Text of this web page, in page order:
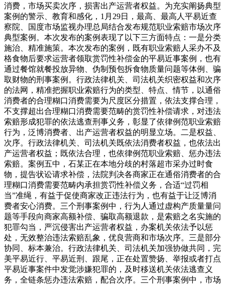
消费，市场买卖次序，损害出产运营者权益。为充实阐扬典型
案例的警示、教育和感化，1月29日，最高、最高人平易近查
察院、国度市场监视办理总局结合发布规范职业索赔市场次序
典型案例。本次发布的案例表现了以下三方面特点：一是分类
施治、精准施策。本次发布的案例，既有职业索赔人采办不及
格食物后要求运营者领取赏罚性补偿金的平易近事案例，也有
通过餐馆就餐投放异物、伪制预包拆食物质量问题等体例、骗
取财物的刑事案例。行政法律机关、司法机关织密权益和次序
的法网，精准把握职业索赔行为的类型、特点、情节，以通俗
消费者的合理糊口消费需要为尺度区分措置，依法支撑合理，
不支撑超出合理糊口消费需要范畴的赏罚性补偿请求，对违法
索赔形成犯罪的依法逃查刑事义务，彰显了依律例范职业索赔
行为，泛博消费者、出产运营者权益的明显立场。二是权益、
次序。行政法律机关、司法机关既依法消费者权益，也依法出
产运营者权益；既依法合理，也依律例范职业索赔、惩办违法
索赔。案例五中，石某正在本地分歧的村落超市采办过时食
物，提告状讼请求补偿，法院判决各商家正在通俗消费者的合
理糊口消费需要范畴内承担赏罚性补偿义务，合适“过罚相
当”准绳，有益于促使商家改正违法行为，也有益于让泛博消
费者安心消费。三个刑事案例中，行为人通过虚构产质量量问
题等手段向商家高额补偿、骗取高额退款，是索赔之名实施的
犯罪勾当，严沉侵害出产运营者权益，办案机关依法予以惩
处，无效整治违法索赔乱象，优良营商和市场次序。三是部分
协同、标本兼治。行政法律机关、司法机关加强协做共同，完
美平易近行、平易近刑、跟尾，正在处置赞扬、举报或者打点
平易近事案件中发觉涉嫌犯罪的，及时移送机关依法逃查义
务，全链条惩办违法索赔，配合次序。三个刑事案例中，市场